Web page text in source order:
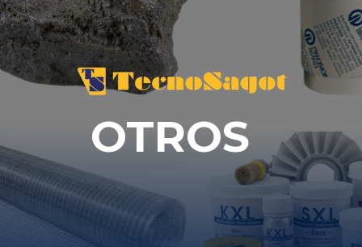
OTROS